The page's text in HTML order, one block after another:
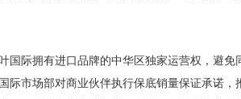
国际拥有进口品牌的中华区独家运营权，避免
际市场部对商业伙伴执行保底销量保证承诺，